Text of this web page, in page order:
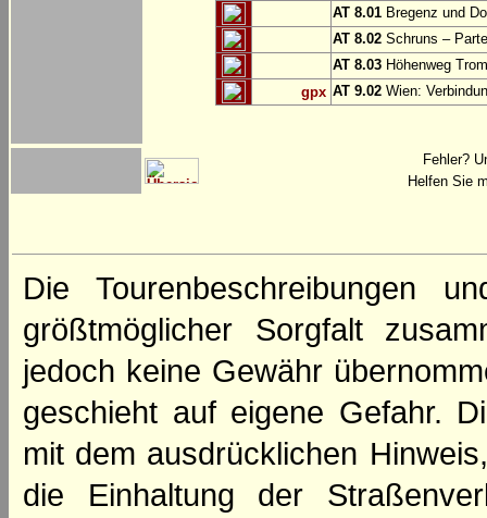
AT 8.01 Bregenz und
AT 8.02 Schruns –
AT 8.03 Höhenweg
gpx AT 9.02 Wien:
Fehler?
Helfen Sie
Die Tourenbeschreibungen
größtmöglicher Sorgfalt
jedoch keine Gewähr
geschieht auf eigene Gefahr.
mit dem ausdrücklichen
die Einhaltung der